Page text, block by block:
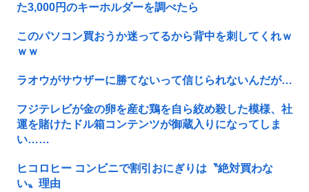
た3,000円のキーホルダーを調べたら
このパソコン買おうか迷ってるから背中を刺してくれｗ
ｗｗ
ラオウがサウザーに勝てないって信じられないんだが…
フジテレビが金の卵を産む鶏を自ら絞め殺した模様、社
運を賭けたドル箱コンテンツが御蔵入りになってしま
い……
ヒコロヒー コンビニで割引おにぎりは〝絶対買わな
い〟理由